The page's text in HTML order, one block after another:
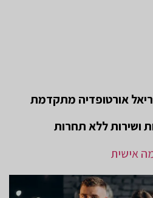
אורטופדיה מתקדמת
ושירות ללא תחרות
אישית